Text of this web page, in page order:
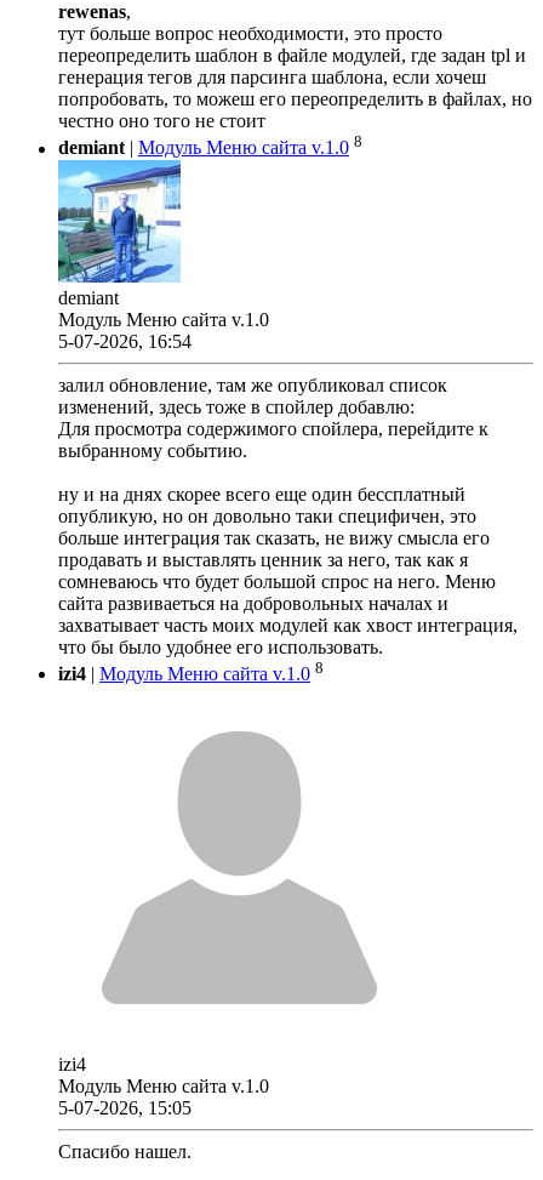
rewenas,
тут больше вопрос необходимости, это просто
переопределить шаблон в файле модулей, где задан tpl и
генерация тегов для парсинга шаблона, если хочеш
попробовать, то можеш его переопределить в файлах, но
честно оно того не стоит
demiant| Модуль Меню сайта v.1.0 8
demiant
Модуль Меню сайта v.1.0
5-07-2026, 16:54
залил обновление, там же опубликовал список
изменений, здесь тоже в спойлер добавлю:
Для просмотра содержимого спойлера, перейдите к
выбранному событию.
ну и на днях скорее всего еще один бессплатный
опубликую, но он довольно таки специфичен, это
больше интеграция так сказать, не вижу смысла его
продавать и выставлять ценник за него, так как я
сомневаюсь что будет большой спрос на него. Меню
сайта развиваеться на добровольных началах и
захватывает часть моих модулей как хвост интеграция,
что бы было удобнее его использовать.
izi4 | Модуль Меню сайта v.1.0 8
izi4
Модуль Меню сайта v.1.0
5-07-2026, 15:05
Спасибо нашел.